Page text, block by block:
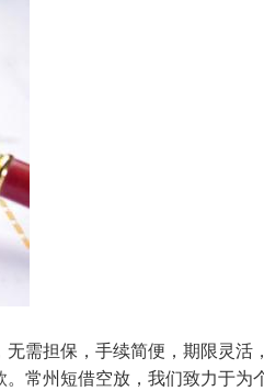
需担保，手续简便，期限灵
常州短借空放，我们致力于